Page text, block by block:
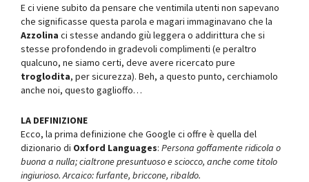
E ci viene subito da pensare che ventimila utenti non sapevano
che significasse questa parola e magari immaginavano che la
Azzolina ci stesse andando giù leggera o addirittura che si
stesse profondendo in gradevoli complimenti (e peraltro
qualcuno, ne siamo certi, deve avere ricercato pure
troglodita, per sicurezza). Beh, a questo punto, cerchiamolo
anche noi, questo gaglioffo…
LA DEFINIZIONE
Ecco, la prima definizione che Google ci offre è quella del
dizionario di Oxford Languages: Persona goffamente ridicola o
buona a nulla; cialtrone presuntuoso e sciocco, anche come titolo
ingiurioso. Arcaico: furfante, briccone, ribaldo.